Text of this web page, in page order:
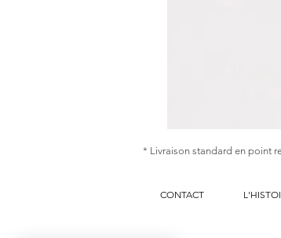
Collier
2
* Livraison standard en point
CONTACT